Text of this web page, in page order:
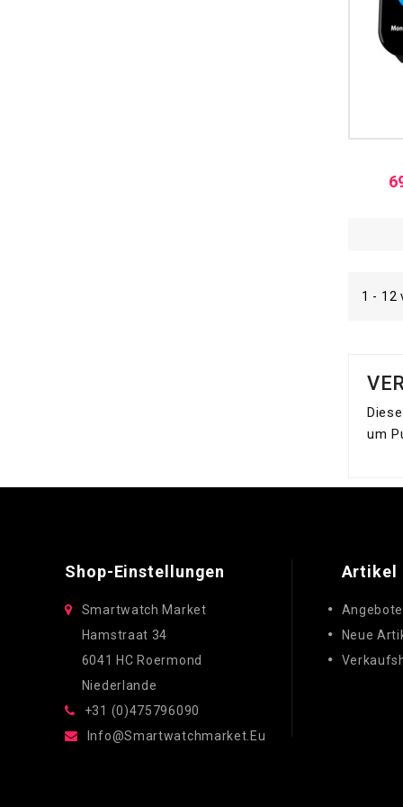
1 - 12
um
Shop-Einstellungen
Smartwatch Market
Hamstraat 34
6041 HC Roermond
Niederlande
+31 (0)475796090
Info@smartwatchmarket.eu
Artikel
Angebote
Neue